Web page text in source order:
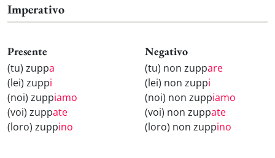
Imperativo
Presente
(tu) zuppa
(lei) zuppi
(noi) zuppiamo
(voi) zuppate
(loro) zuppino
Negativo
(tu) non zuppare
(lei) non zuppi
(noi) non zuppiamo
(voi) non zuppate
(loro) non zuppino